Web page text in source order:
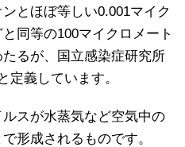
とほぼ等しい0.001マイク
同等の100マイクロメート
るが、国立感染症研究所
定義しています。
スが水蒸気など空気中の
形成されるものです。